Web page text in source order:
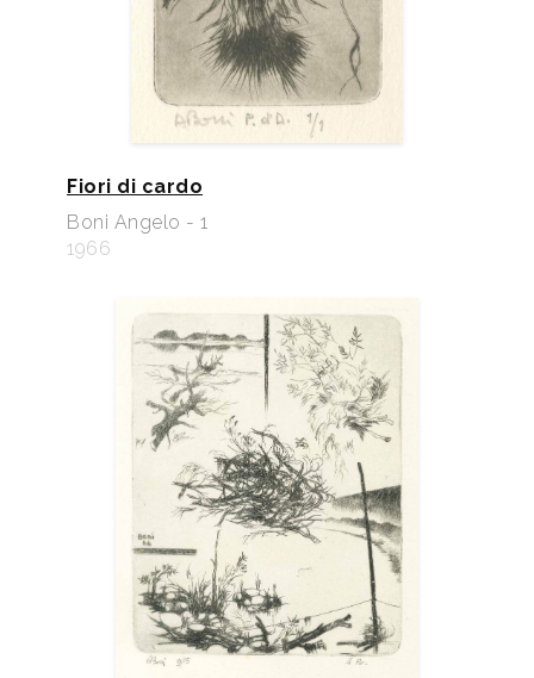
pp. 41, 66.
Museo della Grafica del Comune di Ostiglia,
Seconda raccolta, a cura di Adalberto Sartori,
catalogo mostra, Mantova, Arianna Sartori Editore,
pp. 20, 21, 113.
2007
Arianna Sartori, a cura di, Antonia Campanella,
presentazione, Una mostra incisa, Mantova, Centro
Studi Sartori per la Grafica, pp.nn.
monografie illustrate, Libro Primo, a cura di
Adalberto Sartori - Arianna Sartori, Mantova, Centro
Studi Sartori per la Grafica, pp. 67/77
sette vizi capitali. l’associazione liberi incisori alla
Fondazione Il Bisonte di Firenze, a cura di Marco
Fiori e Marzio Dall’Acqua, presentazione di Rodolfo
Ceccotti e Simone Guaita, Firenze, pp. 22, 40.
Repertorio degli Incisori Italiani, VI edizione 2008-
2013, a cura del Gabinetto Stampe Antiche e
Moderne del Comune di Bagnacavallo, Edit Faenza,
Fiori di cardo
Boni Angelo - 1
1966